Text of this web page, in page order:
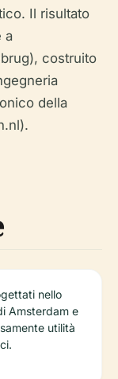
Il risultato
a
costruito
della
nello
Amsterdam e
utilità